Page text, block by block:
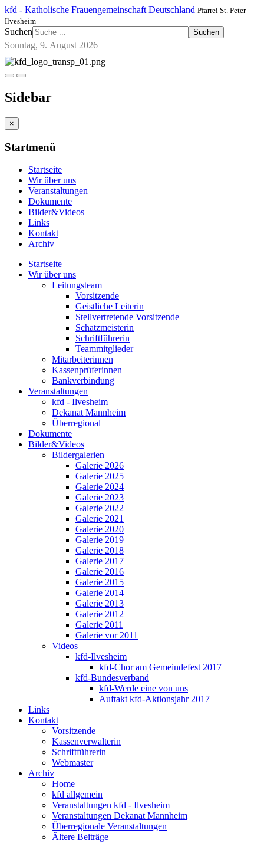
kfd - Katholische Frauengemeinschaft Deutschland Pfarrei St. Peter
Ilvesheim
Suchen Suchen
Sonntag, 9. August 2026
Sidebar
×
Startmenü
Startseite
Wir über uns
Veranstaltungen
Dokumente
Bilder&Videos
Links
Kontakt
Archiv
Startseite
Wir über uns
Leitungsteam
Vorsitzende
Geistliche Leiterin
Stellvertretende Vorsitzende
Schatzmeisterin
Schriftführerin
Teammitglieder
Mitarbeiterinnen
Kassenprüferinnen
Bankverbindung
Veranstaltungen
kfd - Ilvesheim
Dekanat Mannheim
Überregional
Dokumente
Bilder&Videos
Bildergalerien
Galerie 2026
Galerie 2025
Galerie 2024
Galerie 2023
Galerie 2022
Galerie 2021
Galerie 2020
Galerie 2019
Galerie 2018
Galerie 2017
Galerie 2016
Galerie 2015
Galerie 2014
Galerie 2013
Galerie 2012
Galerie 2011
Galerie vor 2011
Videos
kfd-Ilvesheim
kfd-Chor am Gemeindefest 2017
kfd-Bundesverband
kfd-Werde eine von uns
Auftakt kfd-Aktionsjahr 2017
Links
Kontakt
Vorsitzende
Kassenverwalterin
Schriftführerin
Webmaster
Archiv
Home
kfd allgemein
Veranstaltungen kfd - Ilvesheim
Veranstaltungen Dekanat Mannheim
Überregionale Veranstaltungen
Ältere Beiträge